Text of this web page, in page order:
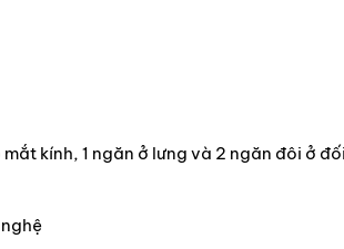
kính, 1 ngăn ở lưng và 2 ngăn đôi ở đối